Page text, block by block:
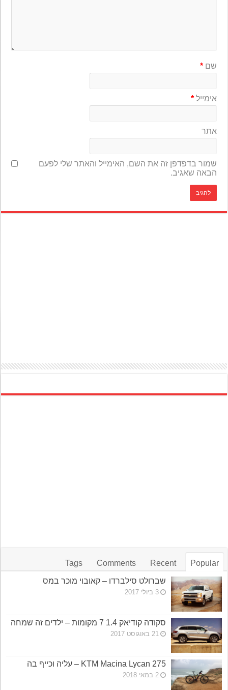
שם*
אימייל*
אתר
שמור בדפדפן זה את השם, האימייל והאתר שלי לפעם
הבאה שאגיב.
Popular
Recent
Comments
Tags
שברולט סילברדו – קאובוי מוכר במס
3 ביולי 2017
סקודה קודיאק 1.4 7 מקומות – ילדים זה שמחה
21 באוגוסט 2017
KTM Macina Lycan 275 – עליה וכייף בה
2 במאי 2018